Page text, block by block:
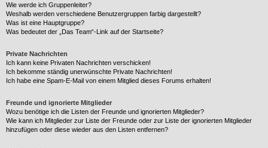
Wie werde ich Gruppenleiter?
Weshalb werden verschiedene Benutzergruppen farbig dargestellt?
Was ist eine Hauptgruppe?
Was bedeutet der „Das Team“-Link auf der Startseite?
Private Nachrichten
Ich kann keine Privaten Nachrichten verschicken!
Ich bekomme ständig unerwünschte Private Nachrichten!
Ich habe eine Spam-E-Mail von einem Mitglied dieses Forums erhalten!
Freunde und ignorierte Mitglieder
Wozu benötige ich die Listen der Freunde und ignorierten Mitglieder?
Wie kann ich Mitglieder zur Liste der Freunde oder zur Liste der ignorierten Mitglieder
hinzufügen oder diese wieder aus den Listen entfernen?